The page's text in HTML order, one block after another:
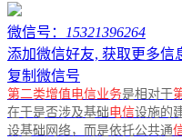
微信号：
15321396264
添加微信好友, 获取更多信
复制微信号
第二类增值电信业务是相对于
在于是否涉及基础电信设施的
设基础网络，而是依托公共通